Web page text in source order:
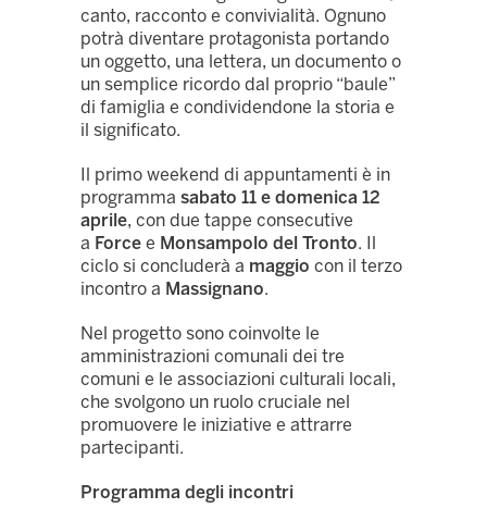
canto, racconto e convivialità. Ognuno
potrà diventare protagonista portando
un oggetto, una lettera, un documento o
un semplice ricordo dal proprio “baule”
di famiglia e condividendone la storia e
il significato.
Il primo weekend di appuntamenti è in
programma sabato 11 e domenica 12
aprile, con due tappe consecutive
a Force e Monsampolo del Tronto. Il
ciclo si concluderà a maggio con il terzo
incontro a Massignano.
Nel progetto sono coinvolte le
amministrazioni comunali dei tre
comuni e le associazioni culturali locali,
che svolgono un ruolo cruciale nel
promuovere le iniziative e attrarre
partecipanti.
Programma degli incontri